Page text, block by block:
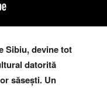
Sibiu, devine tot
datorită
săsești. Un